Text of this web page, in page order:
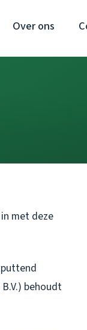
Over ons
met deze
behoudt